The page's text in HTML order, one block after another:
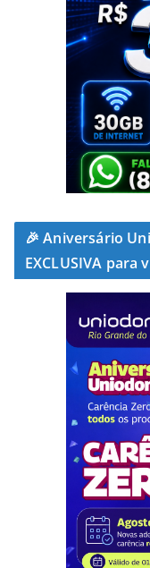
🎉 Aniversário
EXCLUSIVA para